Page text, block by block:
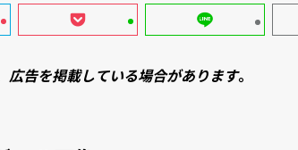
広告を掲載している場合があります。